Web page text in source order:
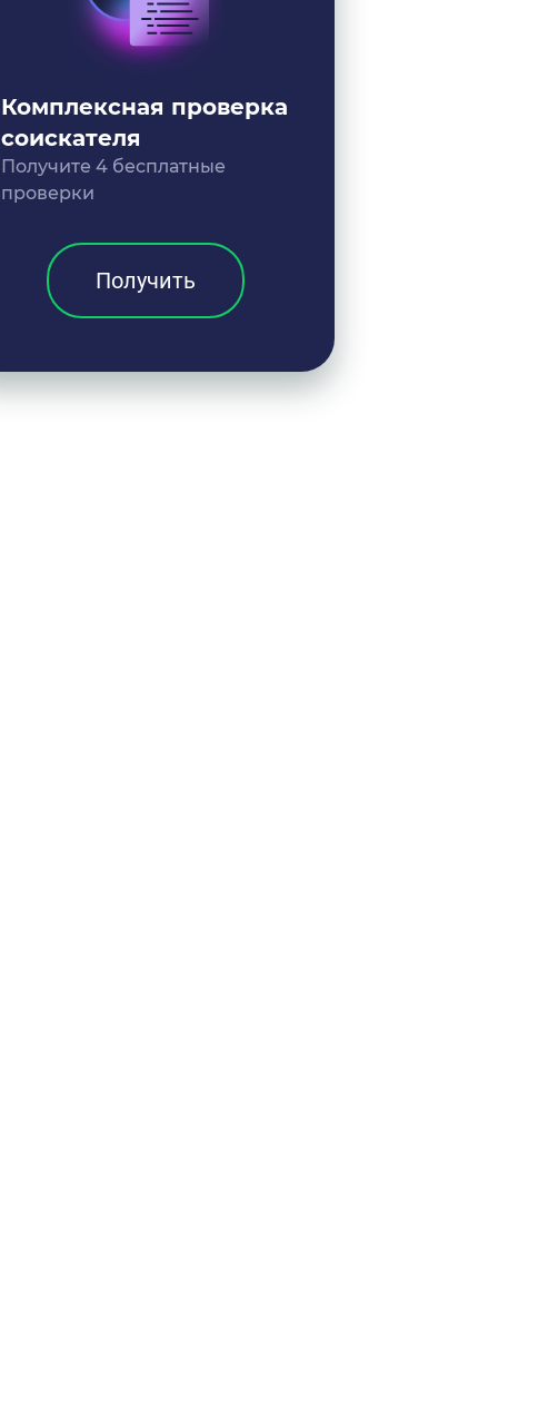
Комплексная проверка
соискателя
Получите 4 бесплатные
проверки
Получить